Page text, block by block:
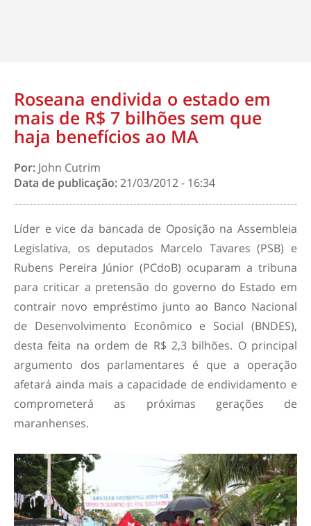
Roseana endivida o estado em
mais de R$ 7 bilhões sem que
haja benefícios ao MA
Por: John Cutrim
Data de publicação:21/03/2012 - 16:34
Líder e vice da bancada de Oposição na Assembleia
Legislativa, os deputados Marcelo Tavares (PSB) e
Rubens Pereira Júnior (PCdoB) ocuparam a tribuna
para criticar a pretensão do governo do Estado em
contrair novo empréstimo junto ao Banco Nacional
de Desenvolvimento Econômico e Social (BNDES),
desta feita na ordem de R$ 2,3 bilhões. O principal
argumento dos parlamentares é que a operação
afetará ainda mais a capacidade de endividamento e
comprometerá as próximas gerações de
maranhenses.